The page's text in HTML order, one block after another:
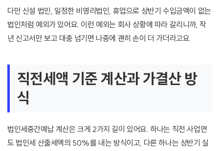
다만 신설 법인, 일정한 비영리법인, 휴업으로 상반기 수입금액이 없는
법인처럼 예외가 있어요. 이런 예외는 회사 상황에 따라 갈리니까, 작
년 신고서만 보고 대충 넘기면 나중에 괜히 손이 더 가더라고요.
직전세액 기준 계산과 가결산 방
식
법인세중간예납 계산은 크게 2가지 길이 있어요. 하나는 직전 사업연
도 법인세 산출세액의 50%를 내는 방식이고, 다른 하나는 상반기 실